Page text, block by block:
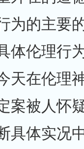
为的主要
体伦理行
天在伦理
案被人怀
具体实况